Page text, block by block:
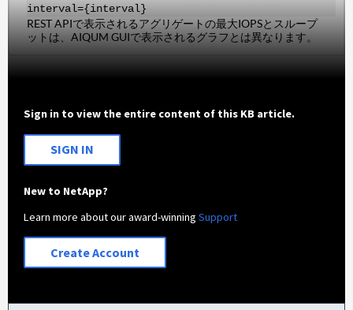
interval={interval}
REST APIで表示されるアグリゲートの最大IOPSとスループ
ットは、AIQUM GUIで表示されるグラフとは異なります。
Sign in to view the entire content of this KB article.
SIGN IN
New to NetApp?
Learn more about our award-winningSupport
Create Account